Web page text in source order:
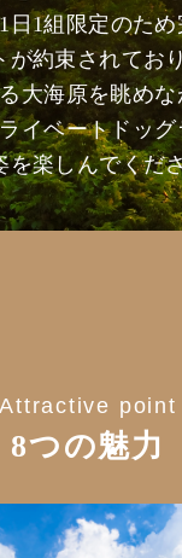
日1組限定のため
が約束されてお
大海原を眺めな
イベートドッ
を楽しんでくだ
Attractive point
8つの魅力